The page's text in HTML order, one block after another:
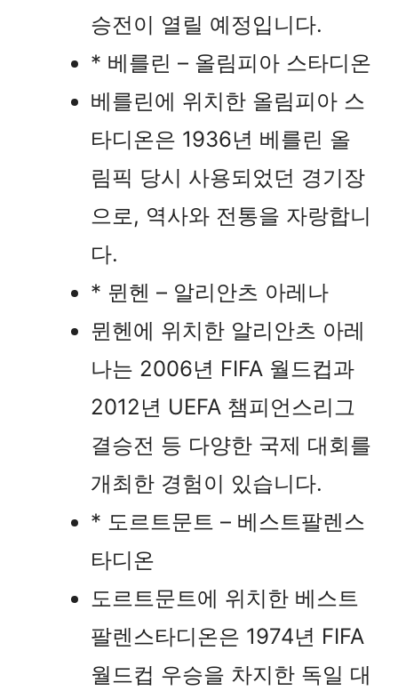
승전이 열릴 예정입니다.
* 베를린 – 올림피아 스타디온
베를린에 위치한 올림피아 스
타디온은 1936년 베를린 올
림픽 당시 사용되었던 경기장
으로, 역사와 전통을 자랑합니
다.
* 뮌헨 – 알리안츠 아레나
뮌헨에 위치한 알리안츠 아레
나는 2006년 FIFA 월드컵과
2012년 UEFA 챔피언스리그
결승전 등 다양한 국제 대회를
개최한 경험이 있습니다.
* 도르트문트 – 베스트팔렌스
타디온
도르트문트에 위치한 베스트
팔렌스타디온은 1974년 FIFA
월드컵 우승을 차지한 독일 대